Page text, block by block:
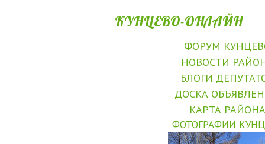
КУНЦЕВО-ОНЛАЙН
ФОРУМ
НОВОСТИ
БЛОГИ
ДОСКА
КАРТА РАЙОНА
ФОТОГРАФИИ